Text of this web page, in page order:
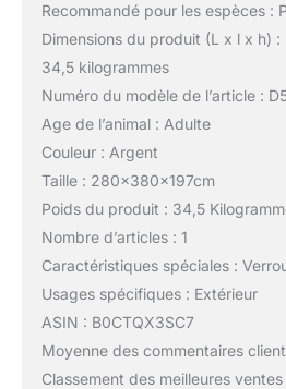
Recommandé pour les espèces :
Dimensions du produit (L x l x h)
34,5 kilogrammes
Numéro du modèle de l’article :
Age de l’animal : Adulte
Couleur : Argent
Taille : 280x380x197cm
Poids du produit : 34,5
Nombre d’articles : 1
Caractéristiques spéciales :
Usages spécifiques : Extérieur
ASIN : B0CTQX3SC7
Moyenne des commentaires
Classement des meilleures ventes